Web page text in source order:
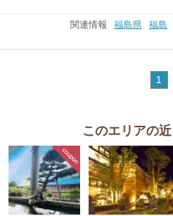
関連情報 福島県 福島
1
このエリアの